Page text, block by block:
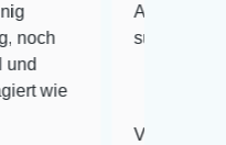
Alles ist quick
super Zustand. Gerne
Veröffentlicht auf